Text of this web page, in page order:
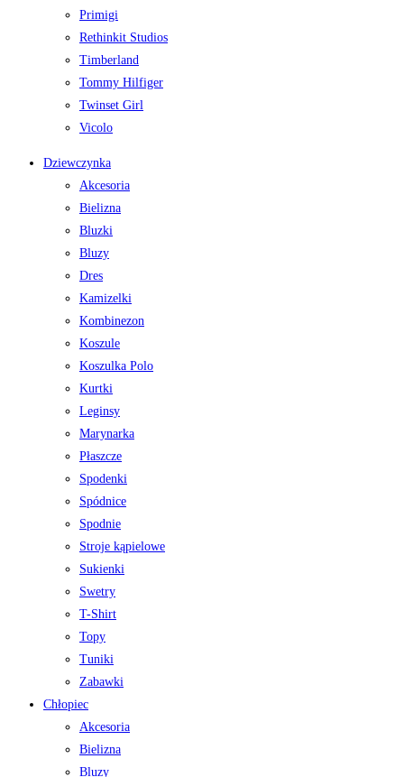
Primigi
Rethinkit Studios
Timberland
Tommy Hilfiger
Twinset Girl
Vicolo
Dziewczynka
Akcesoria
Bielizna
Bluzki
Bluzy
Dres
Kamizelki
Kombinezon
Koszule
Koszulka Polo
Kurtki
Leginsy
Marynarka
Płaszcze
Spodenki
Spódnice
Spodnie
Stroje kąpielowe
Sukienki
Swetry
T-Shirt
Topy
Tuniki
Zabawki
Chłopiec
Akcesoria
Bielizna
Bluzy